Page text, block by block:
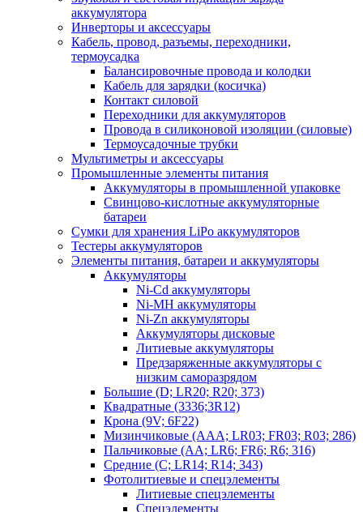
аккумулятора
Инверторы и аксессуары
Кабель, провод, разъемы, переходники,
термоусадка
Балансировочные провода и колодки
Кабель для зарядки (косичка)
Контакт силовой
Переходники для аккумуляторов
Провода в силиконовой изоляции (силовые)
Термоусадочные трубки
Мультиметры и аксессуары
Промышленные элементы питания
Аккумуляторы в промышленной упаковке
Свинцово-кислотные аккумуляторные
батареи
Сумки для хранения LiPo аккумуляторов
Тестеры аккумуляторов
Элементы питания, батареи и аккумуляторы
Аккумуляторы
Ni-Cd аккумуляторы
Ni-MH аккумуляторы
Ni-Zn аккумуляторы
Аккумуляторы дисковые
Литиевые аккумуляторы
Предзаряженные аккумуляторы с
низким саморазрядом
Большие (D; LR20; R20; 373)
Квадратные (3336;3R12)
Крона (9V; 6F22)
Мизинчиковые (AAA; LR03; FR03; R03; 286)
Пальчиковые (AA; LR6; FR6; R6; 316)
Средние (C; LR14; R14; 343)
Фотолитиевые и спецэлементы
Литиевые спецэлементы
Спецэлементы